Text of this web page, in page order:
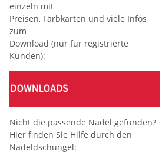
einzeln mit
Preisen, Farbkarten und viele Infos
zum
Download (nur für registrierte
Kunden):
Nicht die passende Nadel gefunden?
Hier finden Sie Hilfe durch den
Nadeldschungel: